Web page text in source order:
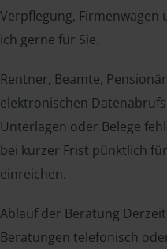
Verpflegung,
ich gerne für Sie.
Rentner, Beamte,
elektronischen
Unterlagen oder Belege
bei kurzer Frist pünktlich
einreichen.
Ablauf der Beratung
Beratungen telefonisch